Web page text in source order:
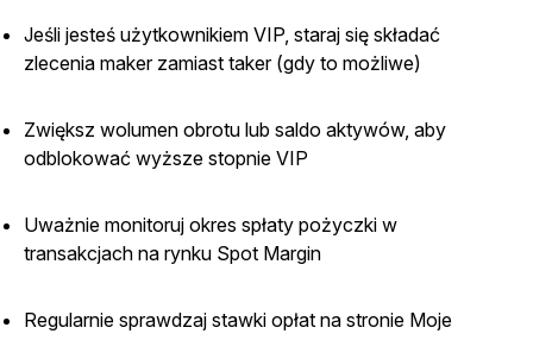
Jeśli jesteś użytkownikiem VIP, staraj się składać
zlecenia maker zamiast taker (gdy to możliwe)
Zwiększ wolumen obrotu lub saldo aktywów, aby
odblokować wyższe stopnie VIP
Uważnie monitoruj okres spłaty pożyczki w
transakcjach na rynku Spot Margin
Regularnie sprawdzaj stawki opłat na stronie Moje